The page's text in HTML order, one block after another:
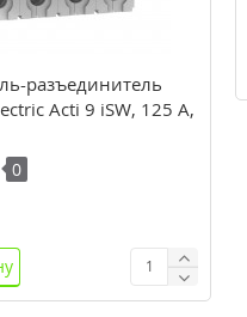
разъединитель
Acti 9 iSW, 125 А,
пер.тока
0